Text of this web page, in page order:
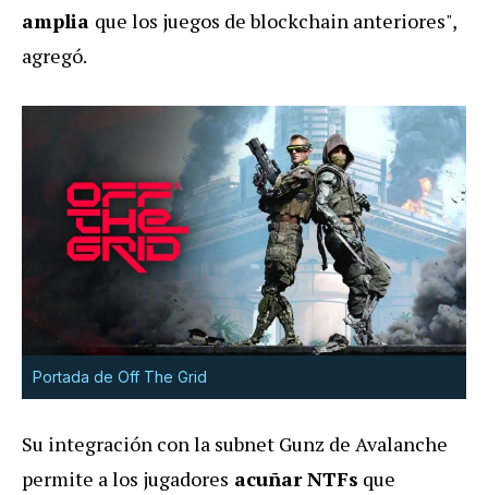
amplia que los juegos de blockchain anteriores",
agregó.
Portada de Off The Grid
Su integración con la subnet Gunz de Avalanche
permite a los jugadores acuñar NTFs que